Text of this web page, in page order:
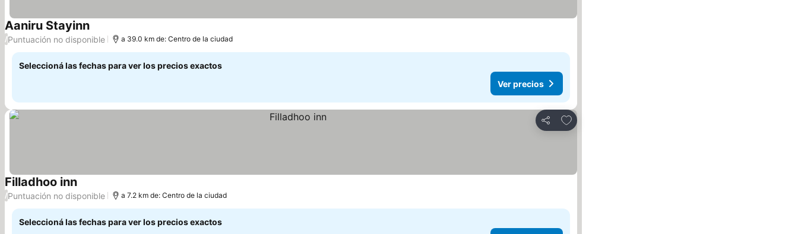
Aaniru Stayinn
/Puntuación no disponible a 39.0 km de: Centro de la ciudad
Seleccioná las fechas para ver los precios exactos
Ver precios
Compartir
Añadir a favoritos
Filladhoo inn
/Puntuación no disponible a 7.2 km de: Centro de la ciudad
Seleccioná las fechas para ver los precios exactos